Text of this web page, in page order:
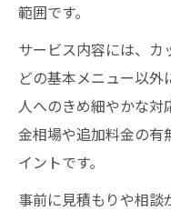
範囲です。
サービス内容には、カ
どの基本メニュー以
人へのきめ細やかな対
金相場や追加料金の有
イントです。
事前に見積もりや相談